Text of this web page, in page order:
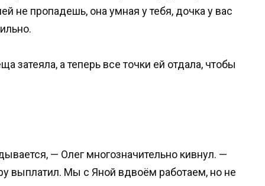
не пропадешь, она умная у тебя, дочка у вас
затеяла, а теперь все точки ей отдала, чтобы
— Олег многозначительно кивнул. —
выплатил. Мы с Яной вдвоём работаем, но не